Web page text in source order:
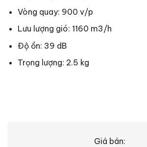
Vòng quay: 900 v/p
Lưu lượng gió: 1160 m3/h
Độ ồn: 39 dB
Trọng lượng: 2.5 kg
Giá bán: